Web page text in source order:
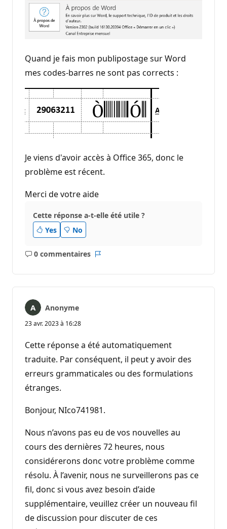
Quand je fais mon publipostage sur Word
mes codes-barres ne sont pas corrects :
Je viens d'avoir accès à Office 365, donc le
problème est récent.
Merci de votre aide
Cette réponse a-t-elle été utile ?
Yes
No
0 commentaires
Aucun
Rapport
Anonyme
23 avr. 2023 à 16:28
Cette réponse a été automatiquement
traduite. Par conséquent, il peut y avoir des
erreurs grammaticales ou des formulations
étranges.
Bonjour, NIco741981.
Nous n’avons pas eu de vos nouvelles au
cours des dernières 72 heures, nous
considérerons donc votre problème comme
résolu. À l’avenir, nous ne surveillerons pas ce
fil, donc si vous avez besoin d’aide
supplémentaire, veuillez créer un nouveau fil
de discussion pour discuter de ces